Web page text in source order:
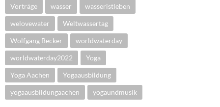
Vorträge wasser wasseristleben
welovewater Weltwassertag
Wolfgang Becker worldwaterday
worldwaterday2022 Yoga
Yoga Aachen Yogaausbildung
yogaausbildungaachen yogaundmusik